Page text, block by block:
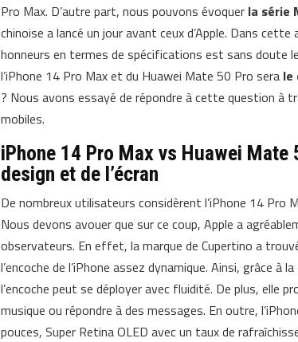
Pro Max. D’autre part, nous pouvons évoquer la série
chinoise a lancé un jour avant ceux d’Apple. Dans
honneurs en termes de spécifications est sans doute
l’iPhone 14 Pro Max et du Huawei Mate 50 Pro sera le
? Nous avons essayé de répondre à cette question à
mobiles.
iPhone 14 Pro Max vs Huawei
design et de l’écran
De nombreux utilisateurs considèrent l’iPhone 14 Pro
Nous devons avouer que sur ce coup, Apple a
observateurs. En effet, la marque de Cupertino a
l’encoche de l’iPhone assez dynamique. Ainsi, grâce à
l’encoche peut se déployer avec fluidité. De plus, elle
musique ou répondre à des messages. En outre,
pouces, Super Retina OLED avec un taux de